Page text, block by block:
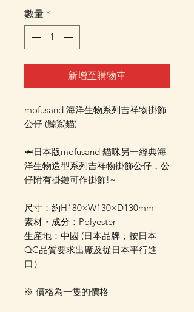
數量 *
新增至購物車
mofusand 海洋生物系列吉祥物掛飾
公仔 (鯨鯊貓)
🦈日本版mofusand 貓咪另一經典海
洋生物造型系列吉祥物掛飾公仔，公
仔附有掛鏈可作掛飾!~
尺寸：約H180×W130×D130mm
素材・成分：Polyester
生産地：中國 (日本品牌，按日本
QC品質要求出廠及從日本平行進
口）
※ 價格為一隻的價格